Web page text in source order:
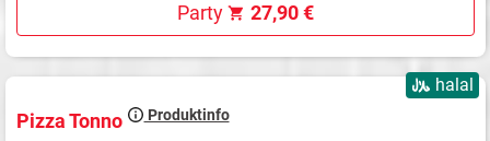
Party 27,90 €
halal
Pizza Tonno Produktinfo